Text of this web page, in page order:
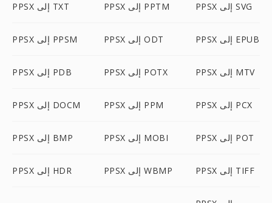
PPSX إلى TXT PPSX إلى PPTM PPSX إلى SVG
PPSX إلى PPSM PPSX إلى ODT PPSX إلى EPUB
PPSX إلى PDB PPSX إلى POTX PPSX إلى MTV
PPSX إلى DOCM PPSX إلى PPM PPSX إلى PCX
PPSX إلى BMP PPSX إلى MOBI PPSX إلى POT
PPSX إلى HDR PPSX إلى WBMP PPSX إلى TIFF